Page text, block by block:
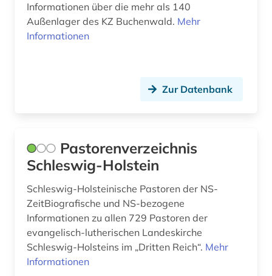
oral history (1)
osteuropa (5)
politisch verfolgter (1)
politische verfolgung (4)
politische wissenschaft (1)
politischer widerstand (1)
Informationen über die mehr als 140
Außenlager des KZ Buchenwald. Mehr
Informationen
Zur Datenbank
Pastorenverzeichnis
Schleswig-Holstein
Schleswig-Holsteinische Pastoren der NS-
ZeitBiografische und NS-bezogene
Informationen zu allen 729 Pastoren der
evangelisch-lutherischen Landeskirche
Schleswig-Holsteins im „Dritten Reich“. Mehr
Informationen